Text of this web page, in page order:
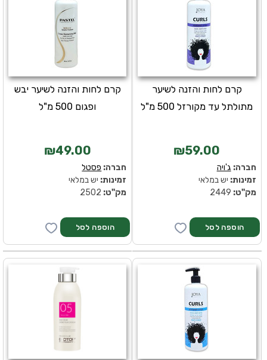
קרם לחות והזנה לשיער יבש
ופגום 500 מ"ל
₪49.00
חברה: פסטל
זמינות: יש במלאי
מק''ט:
קרם לחות והזנה לשיער
מתולתל עד מקורזל 500 מ"ל
₪59.00
חברה: ג'ויה
זמינות: יש במלאי
מק''ט: